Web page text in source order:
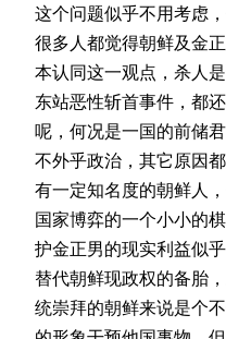
这个问题似乎不用考虑
很多人都觉得朝鲜及金
本认同这一观点，杀人
东站恶性斩首事件，都
呢，何况是一国的前储
不外乎政治，其它原因
有一定知名度的朝鲜人
国家博弈的一个小小的
护金正男的现实利益似
替代朝鲜现政权的备胎
统崇拜的朝鲜来说是个